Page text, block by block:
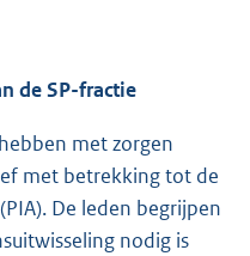
de SP-fractie
met zorgen
met betrekking tot de
De leden begrijpen
nodig is